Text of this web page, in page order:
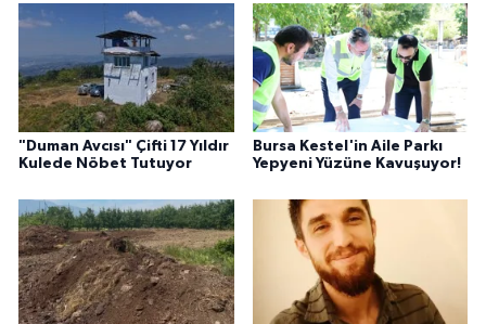
"Duman Avcısı" Çifti 17 Yıldır
Kulede Nöbet Tutuyor
Bursa Kestel'in Aile Parkı
Yepyeni Yüzüne Kavuşuyor!